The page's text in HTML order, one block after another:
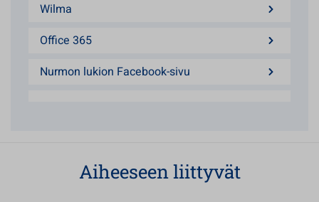
Wilma
Office 365
Nurmon lukion Facebook-sivu
Aiheeseen liittyvät